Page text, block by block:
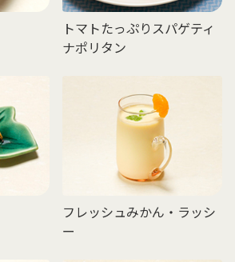
トマトたっぷりスパゲティ
ナポリタン
フレッシュみかん・ラッシ
ー